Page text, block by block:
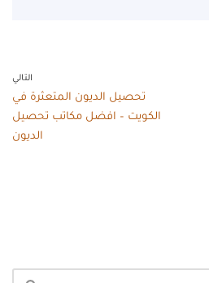
التالي
تحصيل الديون المتعثرة في
الكويت – افضل مكاتب تحصيل
الديون